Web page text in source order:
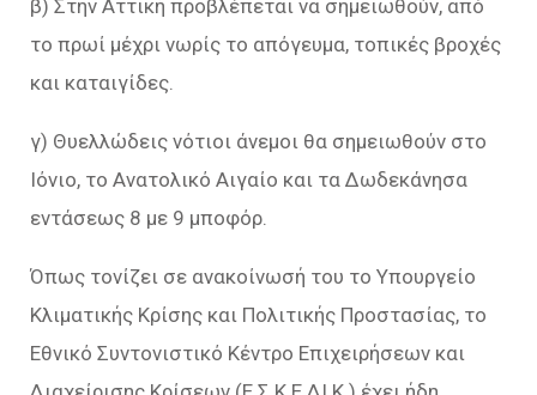
β) Στην Αττική προβλέπεται να σημειωθούν, από
το πρωί μέχρι νωρίς το απόγευμα, τοπικές βροχές
και καταιγίδες.
γ) Θυελλώδεις νότιοι άνεμοι θα σημειωθούν στο
Ιόνιο, το Ανατολικό Αιγαίο και τα Δωδεκάνησα
εντάσεως 8 με 9 μποφόρ.
Όπως τονίζει σε ανακοίνωσή του το Υπουργείο
Κλιματικής Κρίσης και Πολιτικής Προστασίας, το
Εθνικό Συντονιστικό Κέντρο Επιχειρήσεων και